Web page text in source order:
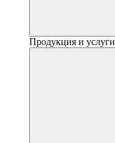
Продукция и услуги